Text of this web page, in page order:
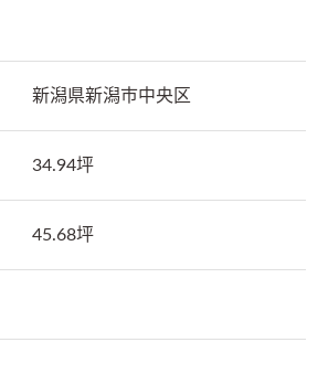
新潟県新潟市中央区
34.94坪
45.68坪